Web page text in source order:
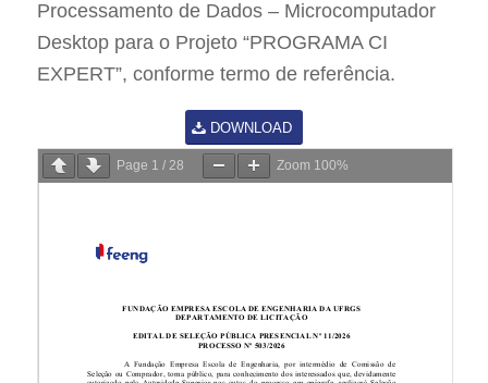
Processamento de Dados – Microcomputador
Desktop para o Projeto “PROGRAMA CI
EXPERT”, conforme termo de referência.
DOWNLOAD
Page 1 / 28 Zoom 100%